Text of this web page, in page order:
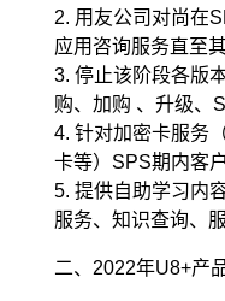
2. 用友公司对尚在
应用咨询服务直至
3. 停止该阶段各版
购、加购 、升级、
4. 针对加密卡服务
卡等）SPS期内客
5. 提供自助学习内
服务、知识查询、
二、2022年U8+产